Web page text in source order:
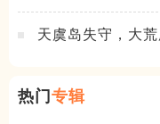
天虞岛失守，大荒
热门专辑